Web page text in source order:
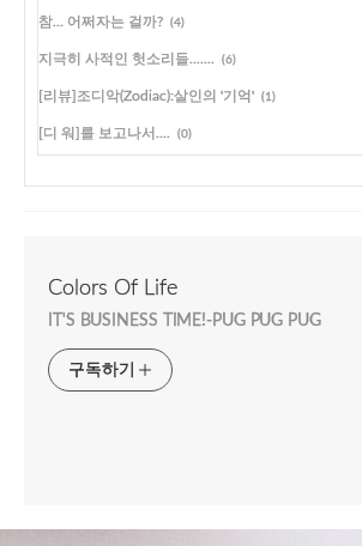
참... 어쩌자는 걸까? (4)
지극히 사적인 헛소리들....... (6)
[리뷰]조디악(Zodiac):살인의 '기억' (1)
[디 워]를 보고나서.... (0)
Colors Of Life
IT'S BUSINESS TIME!-PUG PUG PUG
구독하기